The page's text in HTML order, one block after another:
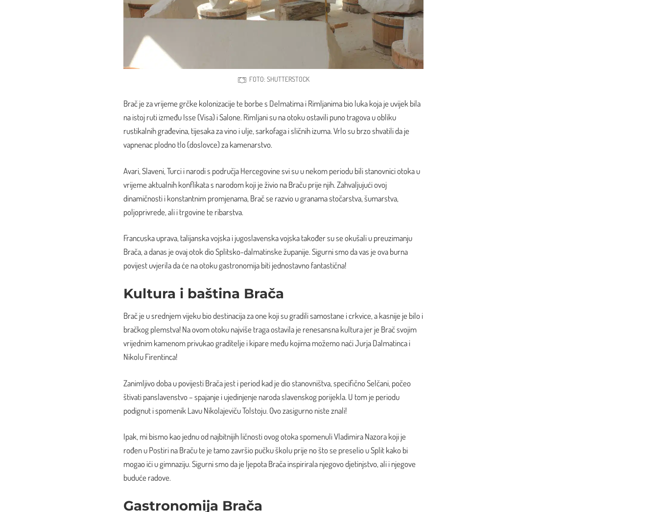
FOTO: SHUTTERSTOCK
Brač je za vrijeme grčke kolonizacije te borbe s Delmatima i Rimljanima bio luka koja je uvijek bila
na istoj ruti između Isse (Visa) i Salone. Rimljani su na otoku ostavili puno tragova u obliku
rustikalnih građevina, tijesaka za vino i ulje, sarkofaga i sličnih izuma. Vrlo su brzo shvatili da je
vapnenac plodno tlo (doslovce) za kamenarstvo.
Avari, Slaveni, Turci i narodi s područja Hercegovine svi su u nekom periodu bili stanovnici otoka u
vrijeme aktualnih konflikata s narodom koji je živio na Braču prije njih. Zahvaljujući ovoj
dinamičnosti i konstantnim promjenama, Brač se razvio u granama stočarstva, šumarstva,
poljoprivrede, ali i trgovine te ribarstva.
Francuskauprava, talijanska vojska i jugoslavenska vojska također su se okušali u preuzimanju
Brača, a danas je ovaj otok dio Splitsko-dalmatinske županije. Sigurni smo da vas je ova burna
povijest uvjerila da će na otoku gastronomija biti jednostavno fantastična!
Kultura i baština Brača
Brač je u srednjem vijeku bio destinacija za one koji su gradili samostane i crkvice, a kasnije je bilo i
bračkog plemstva! Na ovom otoku najviše traga ostavila je renesansna kultura jer je Brač svojim
vrijednim kamenom privukao graditelje i kipare među kojima možemo naći Jurja Dalmatinca i
Nikolu Firentinca!
Zanimljivo doba u povijesti Brača jest i period kad je dio stanovništva, specifično Selčani, počeo
štivati panslavenstvo – spajanje i ujedinjenje naroda slavenskog porijekla. U tom je periodu
podignut i spomenik Lavu Nikolajeviču Tolstoju. Ovo zasigurno niste znali!
Ipak, mi bismo kao jednu od najbitnijih ličnosti ovog otoka spomenuli Vladimira Nazora koji je
rođen u Postiri na Braču te je tamo završio pučku školu prije no što se preselio u Split kako bi
mogao ići u gimnaziju. Sigurni smo da je ljepota Brača inspirirala njegovo djetinjstvo, ali i njegove
buduće radove.
Gastronomija Brača